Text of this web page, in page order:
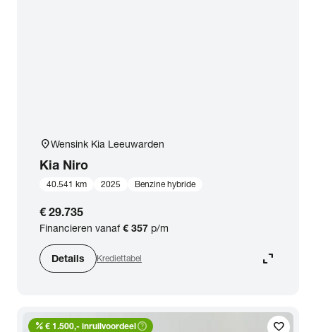
location_onWensink Kia Leeuwarden
Kia Niro
40.541 km 2025 Benzine hybride
€ 29.735
Financieren vanaf€ 357 p/m
Details Krediettabel expand_content
favorite
percent € 1.500,- inruilvoordeelhelp_outline